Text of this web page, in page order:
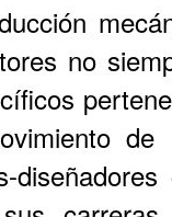
no
de